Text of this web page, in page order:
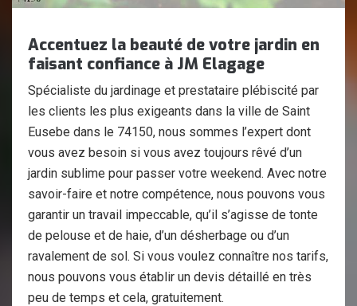
Accentuez la beauté de votre jardin en
faisant confiance à JM Elagage
Spécialiste du jardinage et prestataire plébiscité par
les clients les plus exigeants dans la ville de Saint
Eusebe dans le 74150, nous sommes l’expert dont
vous avez besoin si vous avez toujours rêvé d’un
jardin sublime pour passer votre weekend. Avec notre
savoir-faire et notre compétence, nous pouvons vous
garantir un travail impeccable, qu’il s’agisse de tonte
de pelouse et de haie, d’un désherbage ou d’un
ravalement de sol. Si vous voulez connaître nos tarifs,
nous pouvons vous établir un devis détaillé en très
peu de temps et cela, gratuitement.